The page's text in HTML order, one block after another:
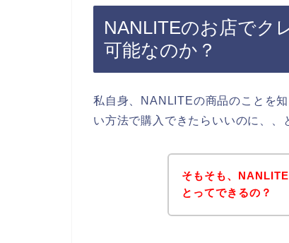
NANLITEのお店でク
可能なのか？
私自身、NANLITEの商品のことを
い方法で購入できたらいいのに、、
そもそも、
とってできるの？